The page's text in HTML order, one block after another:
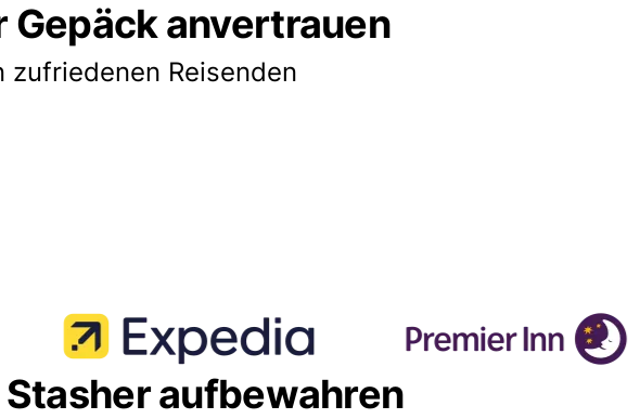
Gepäck anvertrauen
Reisenden
aufbewahren